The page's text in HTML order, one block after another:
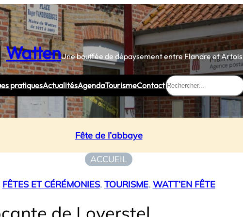
WattenUne bouffée de dépaysement entre Flandre et Artois
pratiquesActualitésAgendaTourismeContact
Rechercher
Fête de l’abbaye
ACCUEIL
FÊTES ET CÉRÉMONIES, TOURISME, WATT’EN FÊTE